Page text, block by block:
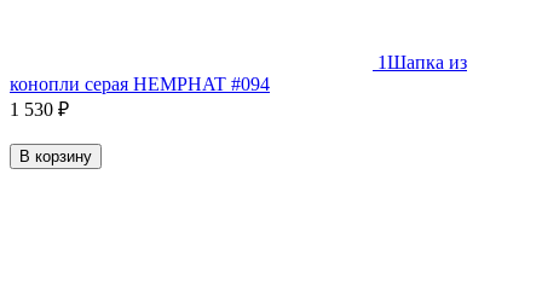
1Шапка из
конопли серая HEMPHAT #094
1 530 ₽
В корзину